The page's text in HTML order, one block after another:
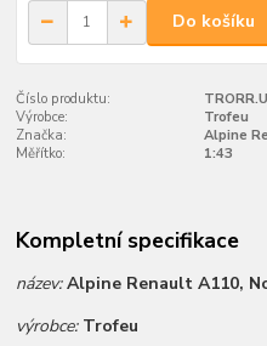
Do košíku
Číslo produktu:
Výrobce:
Trofeu
Značka:
Alpine
Měřítko:
1:43
Kompletní specifikace
název:Alpine Renault A110,
výrobce: Trofeu